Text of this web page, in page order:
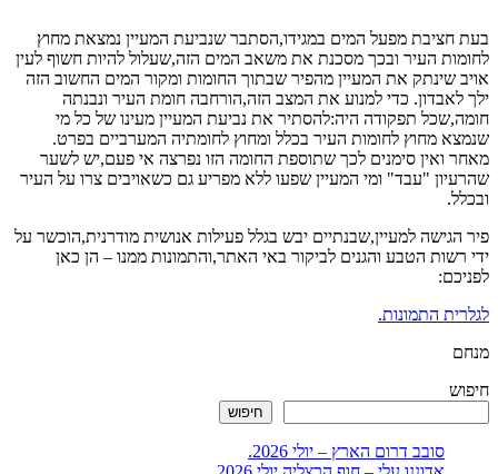
בעת חציבת מפעל המים במגידו,הסתבר שנביעת המעיין נמצאת מחוץ
לחומות העיר ובכך מסכנת את משאב המים הזה,שעלול להיות חשוף לעין
אויב שינתק את המעיין מהפיר שבתוך החומות ומקור המים החשוב הזה
ילך לאבדון. כדי למנוע את המצב הזה,הורחבה חומת העיר ונבנתה
חומה,שכל תפקודה היה:להסתיר את נביעת המעיין מעינו של כל מי
שנמצא מחוץ לחומות העיר בכלל ומחוץ לחומתיה המערביים בפרט.
מאחר ואין סימנים לכך שתוספת החומה הזו נפרצה אי פעם,יש לשער
שהרעיון "עבד" ומי המעיין שפעו ללא מפריע גם כשאויבים צרו על העיר
ובכלל.
פיר הגישה למעיין,שבנתיים יבש בגלל פעילות אנושית מודרנית,הוכשר על
ידי רשות הטבע והגנים לביקור באי האתר,והתמונות ממנו – הן כאן
לפניכם:
לגלרית התמונות.
מנחם
חיפוש
חיפוש
סובב דרום הארץ – יולי 2026.